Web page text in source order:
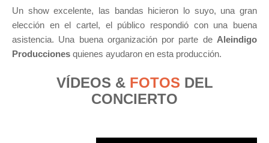
Un show excelente, las bandas hicieron lo suyo, una gran
elección en el cartel, el público respondió con una buena
asistencia. Una buena organización por parte de Aleindigo
Producciones quienes ayudaron en esta producción.
VÍDEOS & FOTOS DEL
CONCIERTO